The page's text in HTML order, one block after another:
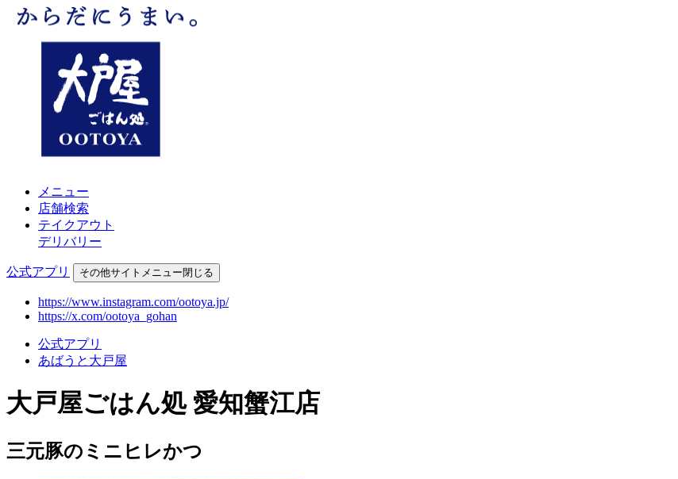
メニュー
店舗検索
テイクアウト
デリバリー
公式アプリ その他サイトメニュー閉じる
https://www.instagram.com/ootoya.jp/
https://x.com/ootoya_gohan
公式アプリ
あばうと大戸屋
大戸屋ごはん処 愛知蟹江店
三元豚のミニヒレかつ